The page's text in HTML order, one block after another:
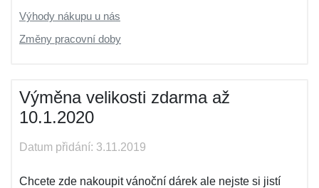
Výhody nákupu u nás
Změny pracovní doby
Výměna velikosti zdarma až
10.1.2020
Datum přidání: 3.11.2019
Chcete zde nakoupit vánoční dárek ale nejste si jistí